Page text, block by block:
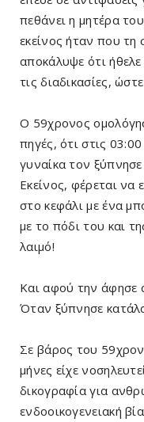
πεθάνει η μητέρα
εκείνος ήταν που τη
αποκάλυψε ότι
τις διαδικασίες,
Ο 59χρονος
πηγές, ότι στις
γυναίκα τον
Εκείνος, φέρεται να
στο κεφάλι με ένα
με το πόδι του και
λαιμό!
Και αφού την άφησε
Όταν ξύπνησε
Σε βάρος του
μήνες είχε
δικογραφία για
ενδοοικογενειακή